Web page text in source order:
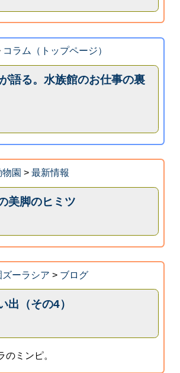
コラム（トップページ）
語る。水族館のお仕事の裏
園 > 最新情報
美脚のヒミツ
ーラシア > ブログ
出（その4）
ミンピ。